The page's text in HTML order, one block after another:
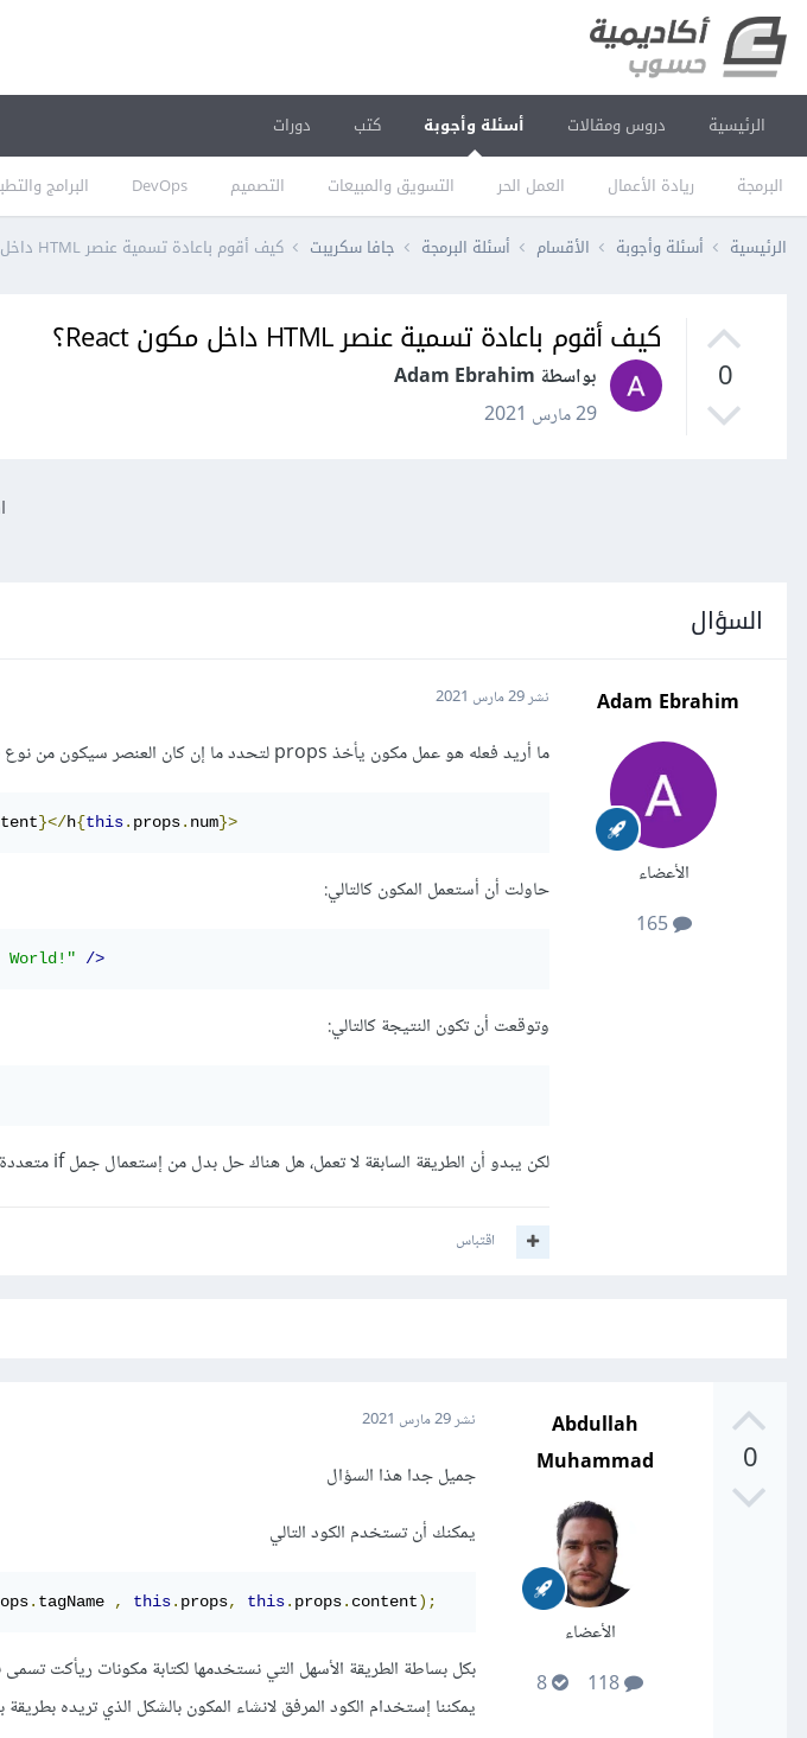
الرئيسية دروس ومقالات أسئلة وأجوبة
البرمجة ريادة الأعمال العمل الحر التسويق والمبيعات التصميم DevOps البرامج
كتب دورات
الرئيسية أسئلة وأجوبة الأقسام أسئلة البرمجة جافا سكريبت كيف أقوم باعادة تسمية عنصر HTML داخل مكون React؟
0
كيف أقوم باعادة تسمية عنصر HTML داخل مكون React؟
بواسطة Adam Ebrahim
29 مارس 2021
السؤال
Adam Ebrahim
الأعضاء
165
نشر29 مارس 2021
ما أريد فعله هو عمل مكون يأخذ props لتحدد ما إن كان العنصر سيكون من نوع h1 - h2 - h3 - h4 - h5 - h6 بالشكل التالي:
}</h{this. props. num}>
حاولت أن أستعمل المكون كالتالي:
World!" />
وتوقعت أن تكون النتيجة كالتالي:
لكن يبدو أن الطريقة السابقة لا تعمل، هل هناك حل بدل من إستعمال جمل if متعددة لتحديد نوع العنصر؟
اقتباس
0
Abdullah
Muhammad
الأعضاء
نشر29 مارس 2021
جميل جدا هذا السؤال
يمكنك أن تستخدم الكود التالي
. tagName , this. props, this. props. content);
يمكننا إستخدام الكود المرفق لانشاء المكون بالشكل الذي تريده